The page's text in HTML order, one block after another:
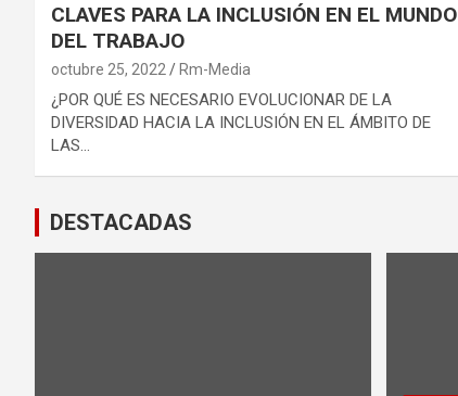
CLAVES PARA LA INCLUSIÓN EN EL MUNDO
DEL TRABAJO
octubre 25, 2022 Rm-Media
¿POR QUÉ ES NECESARIO EVOLUCIONAR DE LA
DIVERSIDAD HACIA LA INCLUSIÓN EN EL ÁMBITO DE
LAS…
DESTACADAS